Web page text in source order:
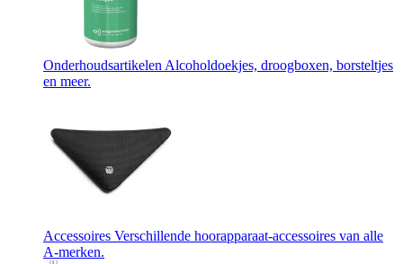
Onderhoudsartikelen Alcoholdoekjes, droogboxen, borsteltjes
en meer.
Accessoires Verschillende hoorapparaat-accessoires van alle
A-merken.